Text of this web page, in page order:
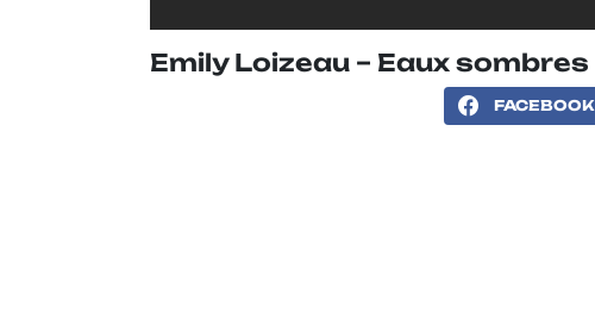
Emily Loizeau – Eaux sombres
FACEBOOK